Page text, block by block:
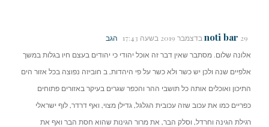
noti bar 29 בדצמבר 2019 בשעה 17:43
הגב
אלונה שלום. מסתבר שאין דבר זה אוכל יהודי כי יהודים בעצם חיו בגלות במשך
אלפיים שנה ולכן יש כשר ולא כשר על פי היהדות, ב חוביזה נפוצה בכל אזור הים
התיכון ואוכלים אותה כל תושבי ההר והכפר שגרים בעיקר באזורים פתוחים
כפריים כמו את עכוב שזה עכובית הגלגל, גדילן מצוי, ואף דרדר, לוף ישראלי
רגילת הגינה וחרדל, וסלק הבר, את מרור הגינות שהוא חסת הבר ואף את